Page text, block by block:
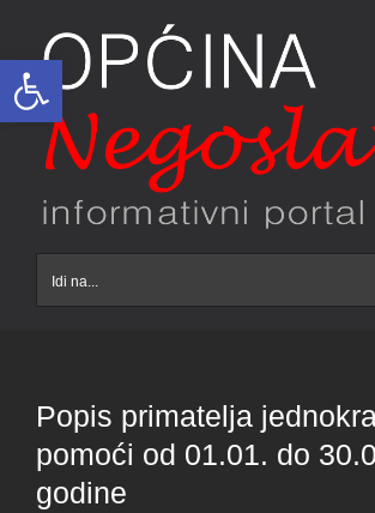
Open toolbar
content
Idi na...
Popis primatelja
pomoći od 01.01. do
godine